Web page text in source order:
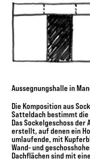
Aussegnungshalle in
Die Komposition aus
Satteldach bestimmt die
Das Sockelgeschoss
erstellt, auf denen ein
umlaufende, mit
Wand- und
Dachflächen sind mit